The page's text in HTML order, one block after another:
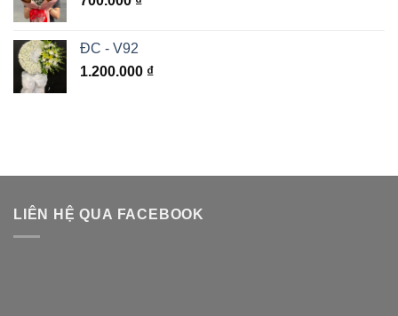
ĐC - V92
1.200.000 ₫
LIÊN HỆ QUA FACEBOOK